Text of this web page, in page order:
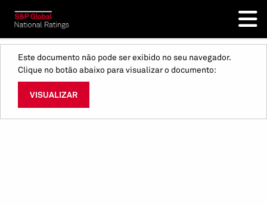
Este documento não pode ser exibido no seu navegador.
Clique no botão abaixo para visualizar o documento:
VISUALIZAR